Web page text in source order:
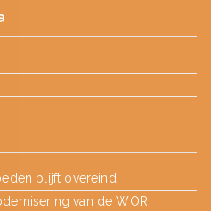
blijft overeind
van de WOR